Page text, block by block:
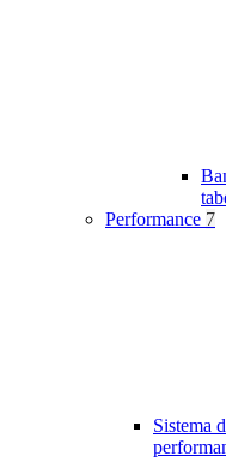
Performance 7
Sistema